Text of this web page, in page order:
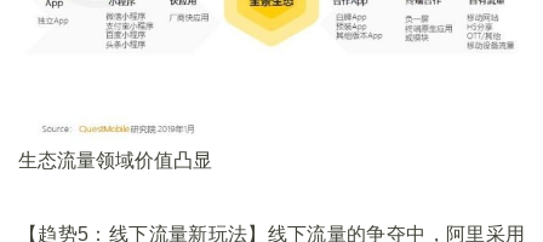
生态流量领域价值凸显
【趋势5：线下流量新玩法】线下流量的争夺中，阿里采用